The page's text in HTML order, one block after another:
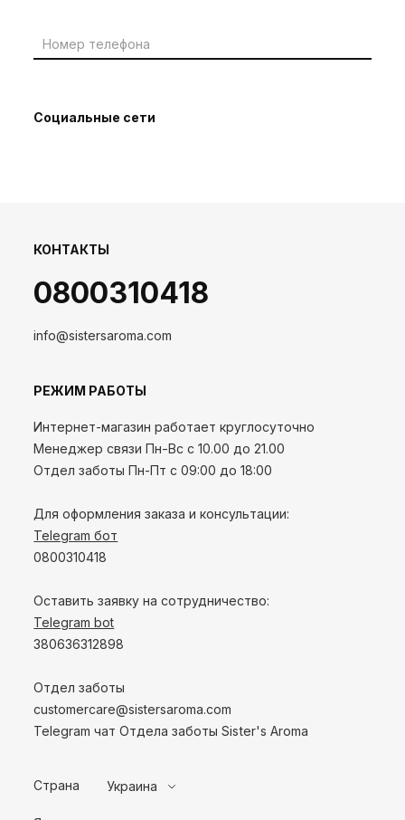
Социальные сети
КОНТАКТЫ
0800310418
info@sistersaroma.com
РЕЖИМ РАБОТЫ
Интернет-магазин работает круглосуточно
Менеджер связи Пн-Вс с 10.00 до 21.00
Отдел заботы Пн-Пт с 09:00 до 18:00
Для оформления заказа и консультации:
Telegram бот
0800310418
Оставить заявку на сотрудничество:
Telegram bot
380636312898
Отдел заботы
customercare@sistersaroma.com
Telegram чат Отдела заботы Sister's Aroma
Страна Украина